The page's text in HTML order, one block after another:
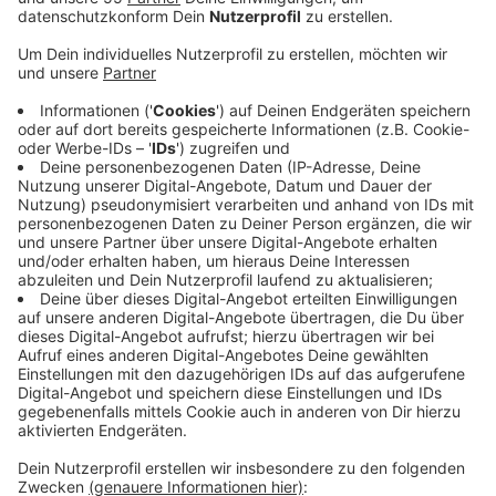
Anzeige
Demnach sind in diesem Jahr mehr als 5,6 Millionen
Menschen in ganz Deutschland überschuldet. In
Krefeld ist laut Schuldneratlas derzeit fast jeder
siebte Erwachsene überschuldet. Die Stadt zählt
damit zu den 15 Kreisen und Städten mit der
Höchsten Überschuldungsquote in Deutschland. Im
Kreis Viersen sieht es etwas besser aus: Hier ist fast
jeder zwölfte Erwachsene betroffen. Damit landet der
Kreis Viersen mit seiner Überschuldungsquote unter
den 400 deutschen Kreisen und Städten eher im
Mittelfeld (Platz 156). Gründe für Überschuldung
seien unter anderem die gestiegenen